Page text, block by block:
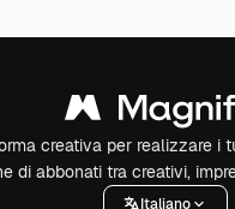
creativa per realizzare i
di abbonati tra creativi,
Italiano